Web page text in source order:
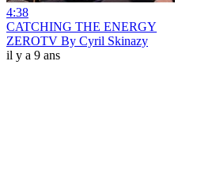
4:38
CATCHING THE ENERGY
ZEROTV By Cyril Skinazy
il y a 9 ans